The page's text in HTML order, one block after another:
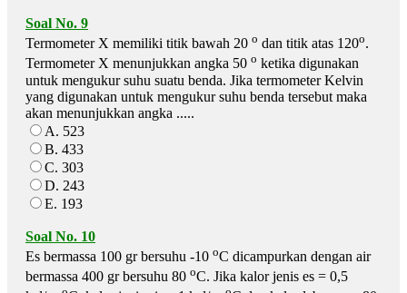
Soal No. 9
Termometer X memiliki titik bawah 20 o dan titik atas 120o.
Termometer X menunjukkan angka 50 o ketika digunakan
untuk mengukur suhu suatu benda. Jika termometer Kelvin
yang digunakan untuk mengukur suhu benda tersebut maka
akan menunjukkan angka .....
A. 523
B. 433
C. 303
D. 243
E. 193
Soal No. 10
Es bermassa 100 gr bersuhu -10 oC dicampurkan dengan air
bermassa 400 gr bersuhu 80 oC. Jika kalor jenis es = 0,5